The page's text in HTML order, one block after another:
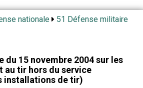
nationale 51 Défense militaire
du 15 novembre 2004 sur les
au tir hors du service
installations de tir)